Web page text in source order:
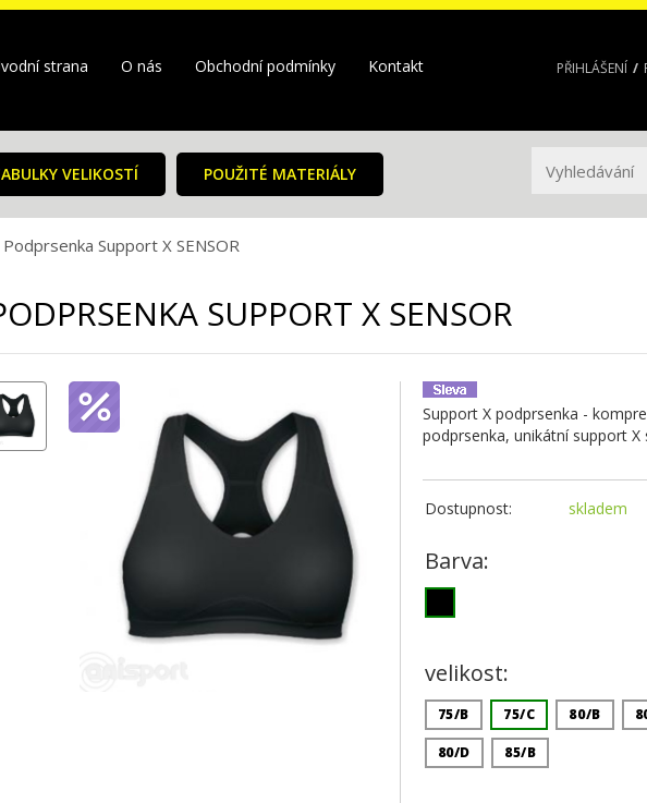
strana O nás Obchodní podmínky Kontakt PŘIHLÁŠENÍ
VELIKOSTÍ POUŽITÉ MATERIÁLY
Podprsenka Support X SENSOR
SUPPORT X SENSOR
Support X podprsenka -
podprsenka, unikátní support X
Dostupnost: skladem
Barva:
velikost:
75/B 75/C 80/B
80/D 85/B